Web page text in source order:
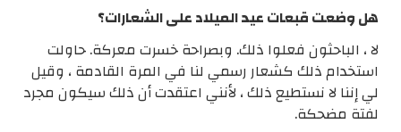
هل وضعت قبعات عيد الميلاد على الشعارات؟
لا ، الباحثون فعلوا ذلك. وبصراحة خسرت معركة. حاولت
استخدام ذلك كشعار رسمي لنا في المرة القادمة ، وقيل
لي إننا لا نستطيع ذلك ، لأنني اعتقدت أن ذلك سيكون مجرد
لفتة مضحكة.